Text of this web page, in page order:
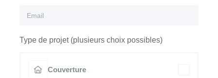
Type de projet (plusieurs choix possibles)
Couverture